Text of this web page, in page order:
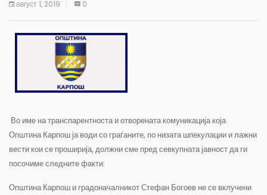
август 1, 2019 0
Во име на транспарентноста и отворената комуникација која
Општина Карпош ја води со граѓаните, по низата шпекулации и лажни
вести кои се проширија, должни сме пред севкупната јавност да ги
посочиме следните факти:
Општина Карпош и градоначалникот Стефан Богоев не се вклучени